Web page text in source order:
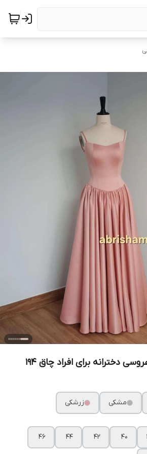
دخترانه برای افراد چاق ۱۹۴
مشکی
زرشکی
۴۰ ۴۲ ۴۴ ۴۶